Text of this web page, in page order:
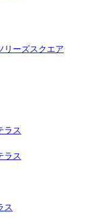
リーズスクエア
ラス
ラス
ス